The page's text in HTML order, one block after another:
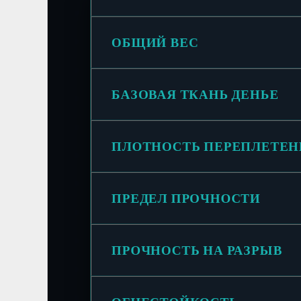
ОБЩИЙ ВЕС
БАЗОВАЯ ТКАНЬ ДЕНЬЕ
ПЛОТНОСТЬ
ПРЕДЕЛ ПРОЧНОСТИ
ПРОЧНОСТЬ НА РАЗРЫВ